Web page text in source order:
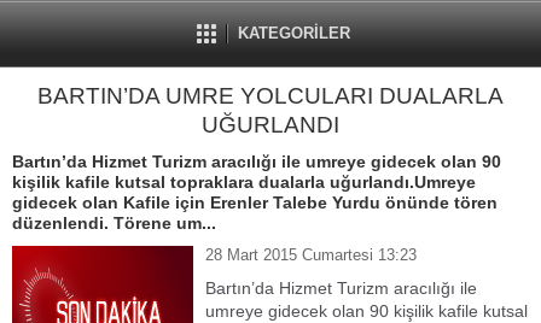
KATEGORİLER
BARTIN’DA UMRE YOLCULARI DUALARLA
UĞURLANDI
Bartın’da Hizmet Turizm aracılığı ile umreye gidecek olan 90
kişilik kafile kutsal topraklara dualarla uğurlandı.Umreye
gidecek olan Kafile için Erenler Talebe Yurdu önünde tören
düzenlendi. Törene um...
28 Mart 2015 Cumartesi 13:23
Bartın’da Hizmet Turizm aracılığı ile
umreye gidecek olan 90 kişilik kafile kutsal